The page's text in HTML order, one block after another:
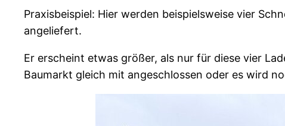
Praxisbeispiel: Hier werden beispielsweise vier
angeliefert.
Er erscheint etwas größer, als nur für diese vier
Baumarkt gleich mit angeschlossen oder es wird